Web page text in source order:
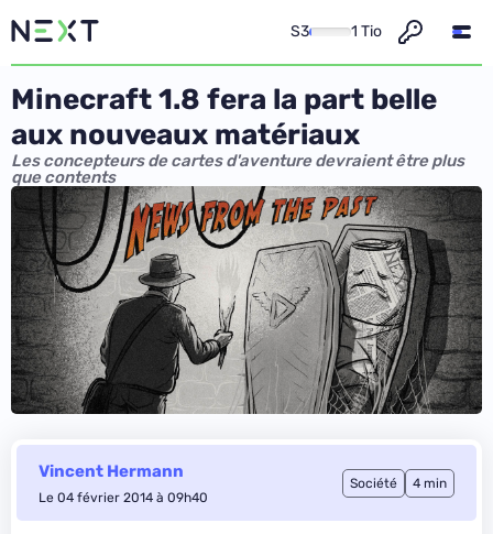
S3 1 Tio
Minecraft 1.8 fera la part belle
aux nouveaux matériaux
Les concepteurs de cartes d'aventure devraient être plus
que contents
Vincent Hermann
Le 04 février 2014 à 09h40
Société 4 min